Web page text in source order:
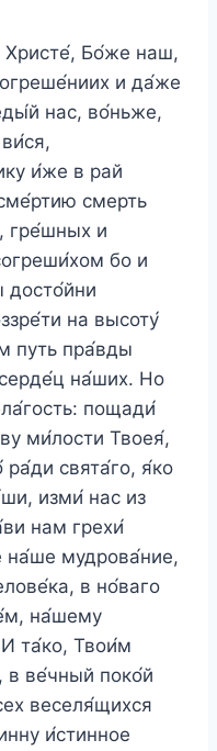
Христе́, Бо́же наш,
и да́же
нас, во́ньже,
и́же в рай
смерть
гре́шных и
бо и
досто́йни
на высоту́
путь пра́вды
на́ших. Но
пощади́
ми́лости Твоея́,
свята́го, я́ко
изми́ нас из
нам грехи́
на́ше мудрова́ние,
в но́ваго
на́шему
та́ко, Твои́м
ве́чный поко́й
веселя́щихся
и́стинное